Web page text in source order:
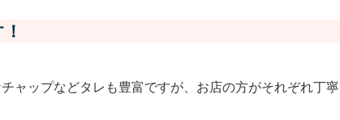
ャップなどタレも豊富ですが、お店の方がそれぞれ丁寧